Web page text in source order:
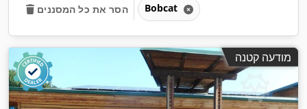
הסר את כל המסננים Bobcat
מודעה קטנה